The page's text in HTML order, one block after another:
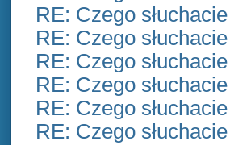
RE: Czego
RE: Czego
RE: Czego
RE: Czego
RE: Czego
RE: Czego